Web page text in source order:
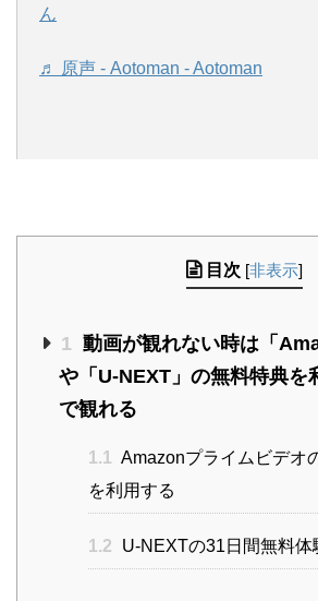
ん
♬ 原声 - Aotoman - Aotoman
目次 [非表示]
1 動画が観れない時は「
や「U-NEXT」の無料特典を
で観れる
1.1 Amazonプライムビデオ
を利用する
1.2 U-NEXTの31日間無料体